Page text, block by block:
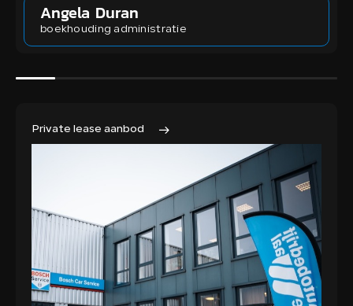
Angela Duran
boekhouding administratie
Private lease aanbod